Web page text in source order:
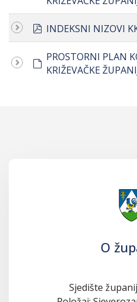
pdf
INDEKSNI NIZOVI
default
PROSTORNI PLAN
KRIŽEVAČKE
O
Sjedište